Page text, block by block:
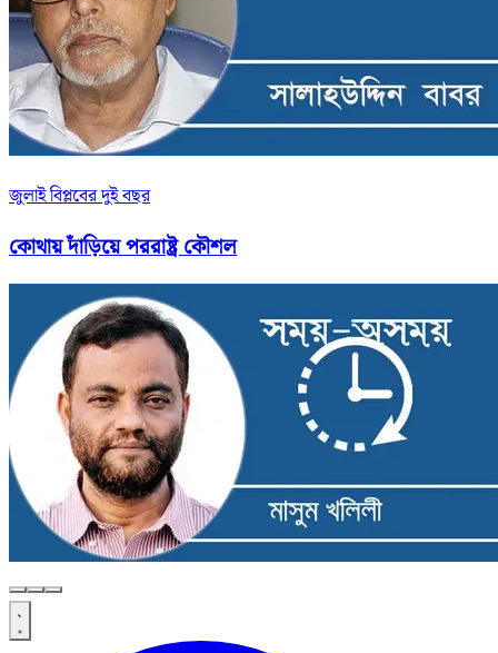
জুলাই বিপ্লবের দুই বছর
কোথায় দাঁড়িয়ে পররাষ্ট্র কৌশল